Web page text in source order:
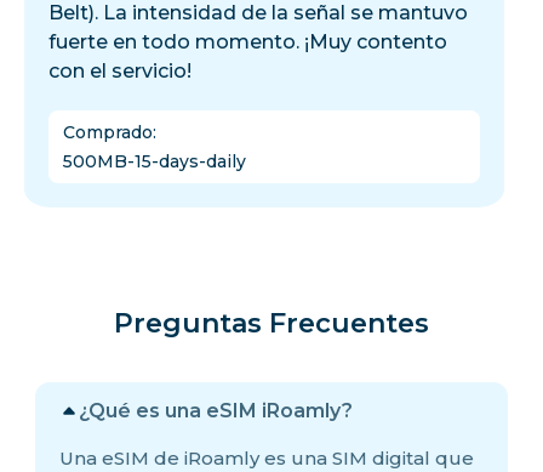
Belt). La intensidad de la señal se mantuvo
fuerte en todo momento. ¡Muy contento
con el servicio!
Comprado:
500MB-15-days-daily
Preguntas Frecuentes
¿Qué es una eSIM iRoamly?
Una eSIM de iRoamly es una SIM digital que